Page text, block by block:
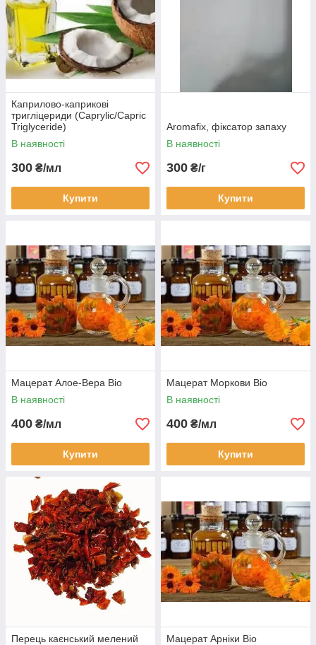
Каприлово-каприкові
тригліцериди (Caprylic/Capric
Triglyceride)
В наявності
300 ₴/мл
Купити
Aromafix, фіксатор запаху
В наявності
300 ₴/г
Купити
Мацерат Алое-Вера Bio
В наявності
400 ₴/мл
Купити
Мацерат Моркови Bio
В наявності
400 ₴/мл
Купити
Перець каєнський мелений
Мацерат Арніки Bio